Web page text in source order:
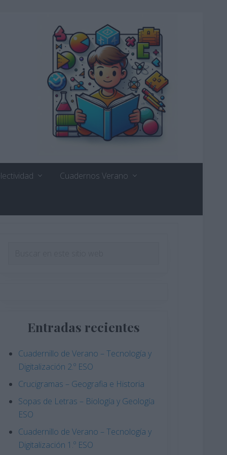
Cuadernos Verano
Entradas recientes
Cuadernillo de Verano – Tecnología y
Digitalización 2.º ESO
Crucigramas – Geografia e Historia
Sopas de Letras – Biología y Geología
ESO
Cuadernillo de Verano – Tecnología y
Digitalización 1.º ESO